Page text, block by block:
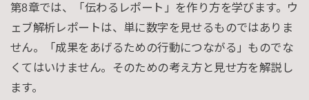
第8章では、「伝わるレポート」を作り方を学びます。ウ
ェブ解析レポートは、単に数字を見せるものではありま
せん。「成果をあげるための行動につながる」ものでな
くてはいけません。そのための考え方と見せ方を解説し
ます。